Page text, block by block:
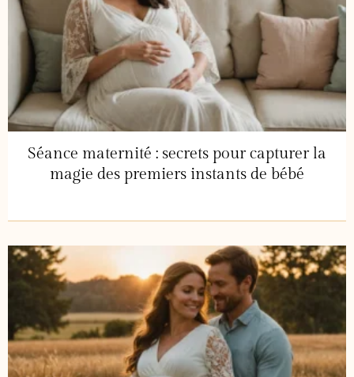
Séance maternité : secrets pour capturer la
magie des premiers instants de bébé